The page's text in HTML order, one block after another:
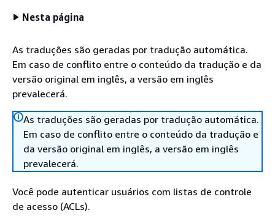
Nesta página
As traduções são geradas por tradução automática.
Em caso de conflito entre o conteúdo da tradução e da
versão original em inglês, a versão em inglês
prevalecerá.
As traduções são geradas por tradução automática.
Em caso de conflito entre o conteúdo da tradução e
da versão original em inglês, a versão em inglês
prevalecerá.
Você pode autenticar usuários com listas de controle
de acesso (ACLs).